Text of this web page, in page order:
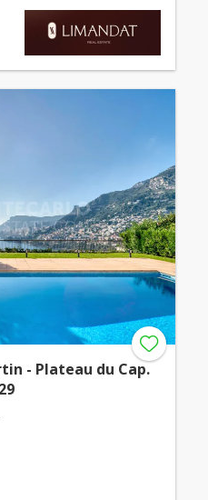
- Plateau du Cap.